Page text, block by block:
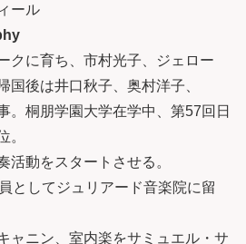
ール
クに育ち、市村光子、ジェロー
国後は井口秋子、奥村洋子、
。桐朋学園大学在学中、第57回日
。
活動をスタートさせる。
としてジュリアード音楽院に留
ャニン、室内楽をサミュエル・サ